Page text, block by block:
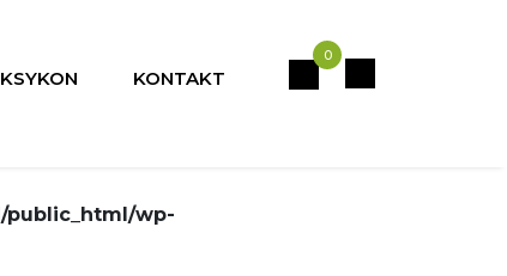
KONTAKT
0
wp-